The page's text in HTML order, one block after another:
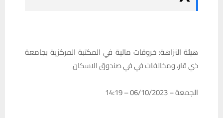
هيئة النزاهة: خروقات مالية في المكتبة المركزية بجامعة
ذي قار، ومخالفات في في صندوق الاسكان
الجمعة – 06/10/2023 – 14:19